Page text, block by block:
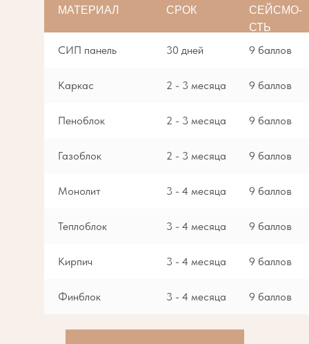
МАТЕРИАЛ СРОК
СЕЙСМО-
СТЬ
Каркас
Пеноблок
Газоблок
Монолит
Теплоблок
Кирпич
Финблок
2 - 3 месяца
2 - 3 месяца
2 - 3 месяца
3 - 4 месяца
3 - 4 месяца
3 - 4 месяца
3 - 4 месяца
9 баллов
9 баллов
9 баллов
9 баллов
9 баллов
9 баллов
9 баллов
СИП панель 30 дней 9 баллов